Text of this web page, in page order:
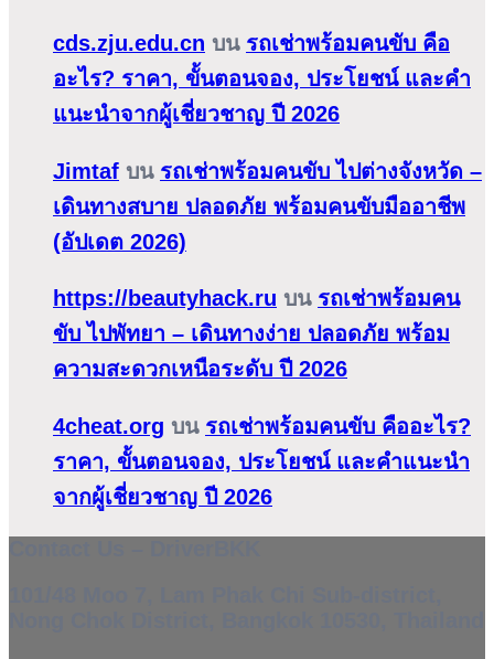
cds.zju.edu.cn บน รถเช่าพร้อมคนขับ คือ
อะไร? ราคา, ขั้นตอนจอง, ประโยชน์ และคำ
แนะนำจากผู้เชี่ยวชาญ ปี 2026
Jimtaf บน รถเช่าพร้อมคนขับ ไปต่างจังหวัด –
เดินทางสบาย ปลอดภัย พร้อมคนขับมืออาชีพ
(อัปเดต 2026)
https://beautyhack.ru บน รถเช่าพร้อมคน
ขับ ไปพัทยา – เดินทางง่าย ปลอดภัย พร้อม
ความสะดวกเหนือระดับ ปี 2026
4cheat.org บน รถเช่าพร้อมคนขับ คืออะไร?
ราคา, ขั้นตอนจอง, ประโยชน์ และคำแนะนำ
จากผู้เชี่ยวชาญ ปี 2026